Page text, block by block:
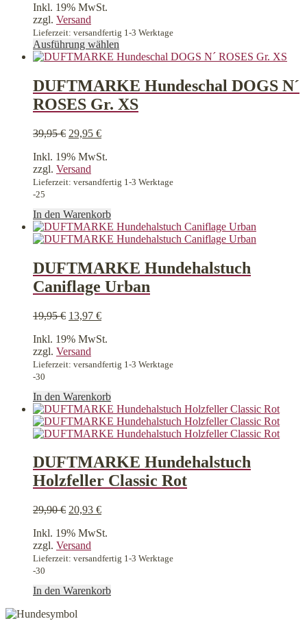
Inkl. 19% MwSt.
zzgl. Versand
Lieferzeit: versandfertig 1-3 Werktage
Ausführung wählen
Produkt
mehrere
Varianten
auf.
Produktseite
DUFTMARKE Hundeschal DOGS N´
ROSES Gr. XS
39,95€ Ursprünglicher
war:
39,95 €
29,95 €Aktueller
ist:
Inkl. 19% MwSt.
zzgl. Versand
Lieferzeit: versandfertig 1-3 Werktage
-25
In den Warenkorb
DUFTMARKE Hundehalstuch
Caniflage Urban
19,95€ Ursprünglicher
war:
19,95 €
13,97 €Aktueller
ist:
Inkl. 19% MwSt.
zzgl. Versand
Lieferzeit: versandfertig 1-3 Werktage
-30
In den Warenkorb
DUFTMARKE Hundehalstuch
Holzfeller Classic Rot
29,90€ Ursprünglicher
war:
29,90 €
20,93 €Aktueller
ist:
Inkl. 19% MwSt.
zzgl. Versand
Lieferzeit: versandfertig 1-3 Werktage
-30
In den Warenkorb